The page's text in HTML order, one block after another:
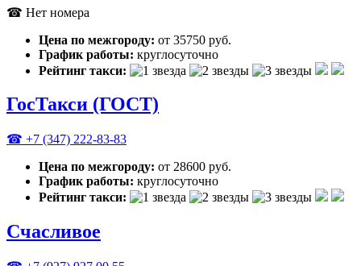
☎ Нет номера
Цена по межгороду: от 35750 руб.
График работы: круглосуточно
Рейтинг такси:
ГосТакси (ГОСТ)
☎ +7 (347) 222-83-83
Цена по межгороду: от 28600 руб.
График работы: круглосуточно
Рейтинг такси:
Счасливое